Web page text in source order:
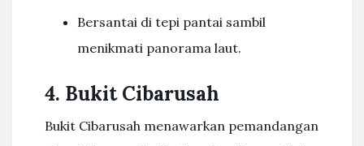
Bersantai di tepi pantai sambil
menikmati panorama laut.
4. Bukit Cibarusah
Bukit Cibarusah menawarkan pemandangan